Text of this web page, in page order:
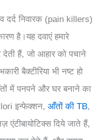
निवारक (pain killers)
है।यह दवाएं हमारे
देती हैं, जो आहार को पचाने
बैक्टीरिया भी नष्ट हो
में पनपने और घर बनाने का
इन्फेक्शन, आँतों की TB,
दिये जाते हैं,